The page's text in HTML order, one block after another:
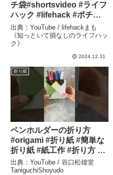
チ袋#shortsvideo #ライフ
ハック #lifehack #ポチ袋#
お年玉 – lifehackまも《知
っといて損なしのライフハ
ック》
出典：YouTube / lifehackまも
《知っといて損なしのライフハッ
ク》
2024.12.31
折り紙
ペンホルダーの折り方
#origami #折り紙 #簡単な
折り紙 #紙工作 #折り方 –
谷口松雄堂
TaniguchiShoyudo
出典：YouTube / 谷口松雄堂
TaniguchiShoyudo